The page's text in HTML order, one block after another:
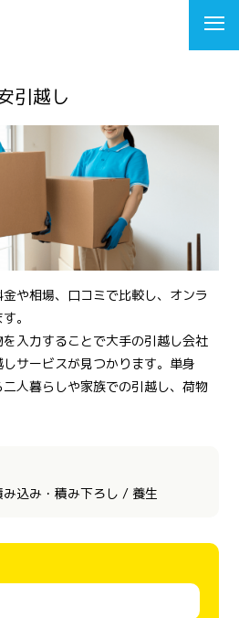
引越し
や相場、口コミで比較し、オンラ
。
入力することで大手の引越し会社
サービスが見つかります。単身
二人暮らしや家族での引越し、荷物
込み・積み下ろし / 養生